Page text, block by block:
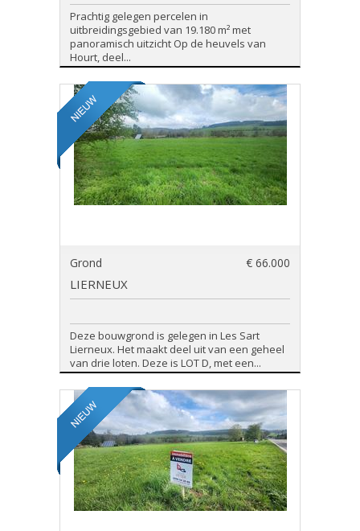
Prachtig gelegen percelen in
uitbreidingsgebied van 19.180 m² met
panoramisch uitzicht Op de heuvels van
Hourt, deel...
Grond € 66.000
LIERNEUX
Deze bouwgrond is gelegen in Les Sart
Lierneux. Het maakt deel uit van een geheel
van drie loten. Deze is LOT D, met een...